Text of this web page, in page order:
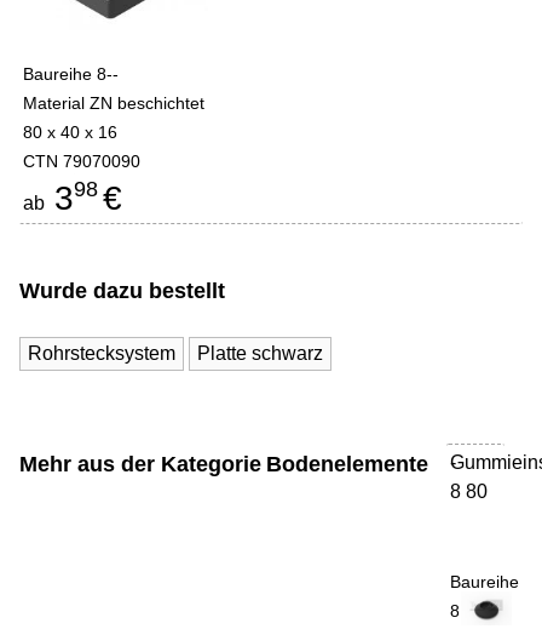
Baureihe 8--
Material ZN beschichtet
80 x 40 x 16
CTN 79070090
ab 398 €
Wurde dazu bestellt
Rohrstecksystem Platte schwarz
Mehr aus der Kategorie Bodenelemente
8 80
-
Baureihe
8